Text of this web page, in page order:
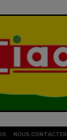
NOUS CONTACTER